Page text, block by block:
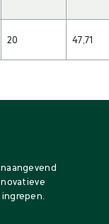
20 47,71